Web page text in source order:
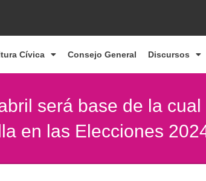
Cívica Consejo General Discursos
será base de la cual
en las Elecciones